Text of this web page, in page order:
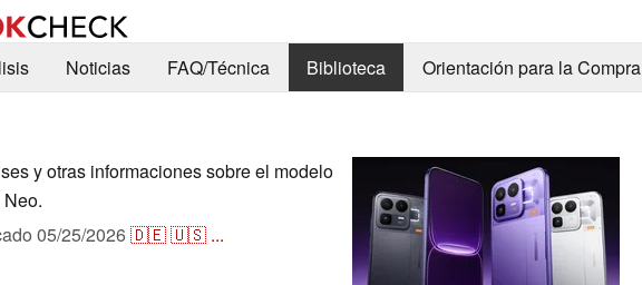
Noticias FAQ/Técnica Biblioteca Orientación para la Compra
y otras informaciones sobre el modelo
05/25/2026🇩🇪🇺🇸 ...